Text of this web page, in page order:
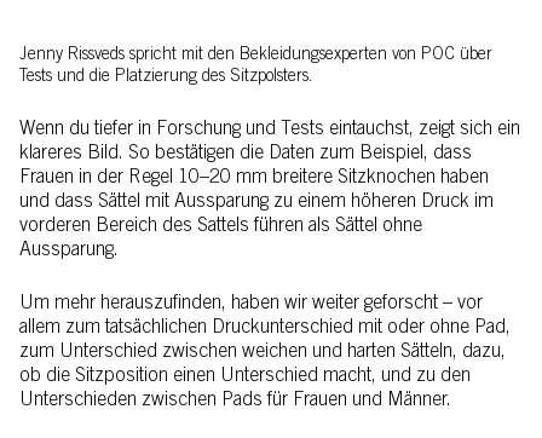
Jenny Rissveds spricht mit den Bekleidungsexperten von POC über
Tests und die Platzierung des Sitzpolsters.
Wenn du tiefer in Forschung und Tests eintauchst, zeigt sich ein
klareres Bild. So bestätigen die Daten zum Beispiel, dass
Frauen in der Regel 10–20 mm breitere Sitzknochen haben
und dass Sättel mit Aussparung zu einem höheren Druck im
vorderen Bereich des Sattels führen als Sättel ohne
Aussparung.
Um mehr herauszufinden, haben wir weiter geforscht – vor
allem zum tatsächlichen Druckunterschied mit oder ohne Pad,
zum Unterschied zwischen weichen und harten Sätteln, dazu,
ob die Sitzposition einen Unterschied macht, und zu den
Unterschieden zwischen Pads für Frauen und Männer.